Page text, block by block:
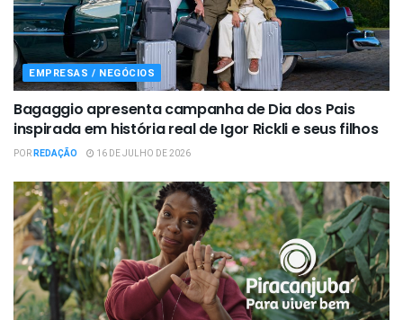
EMPRESAS / NEGÓCIOS
Bagaggio apresenta campanha de Dia dos Pais
inspirada em história real de Igor Rickli e seus filhos
PORREDAÇÃO 16 DE JULHO DE 2026